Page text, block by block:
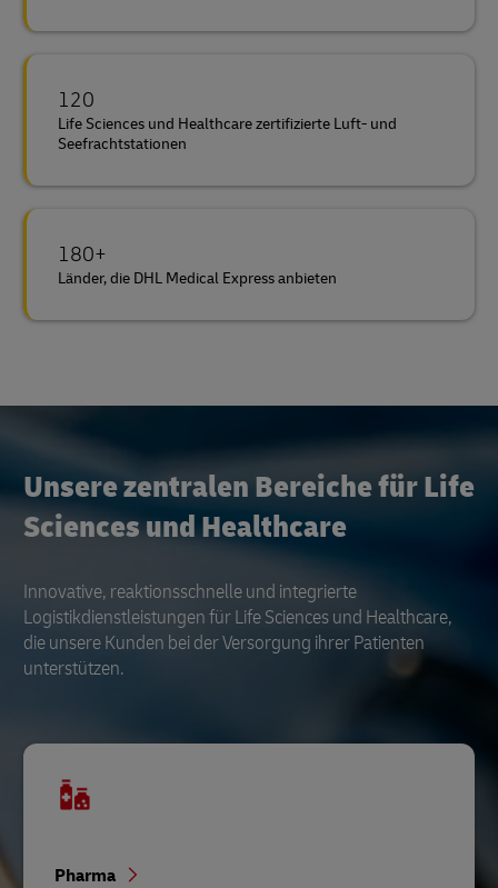
120
Life Sciences und Healthcare zertifizierte Luft- und
Seefrachtstationen
180+
Länder, die DHL Medical Express anbieten
Unsere zentralen Bereiche für Life
Sciences und Healthcare
Innovative, reaktionsschnelle und integrierte
Logistikdienstleistungen für Life Sciences und Healthcare,
die unsere Kunden bei der Versorgung ihrer Patienten
unterstützen.
Pharma